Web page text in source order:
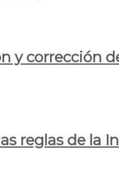
y corrección
reglas de la